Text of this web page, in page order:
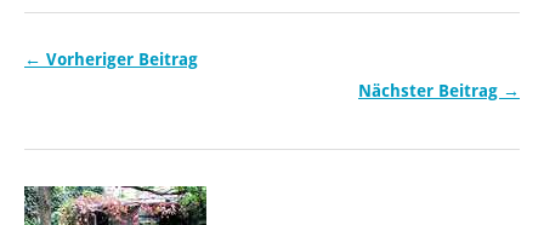
← Vorheriger Beitrag
Nächster Beitrag →